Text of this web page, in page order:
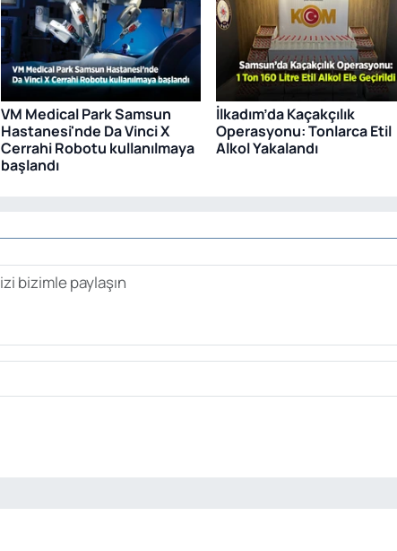
VM Medical Park Samsun
Hastanesi'nde Da Vinci X
Cerrahi Robotu kullanılmaya
başlandı
İlkadım’da Kaçakçılık
Operasyonu: Tonlarca Etil
Alkol Yakalandı